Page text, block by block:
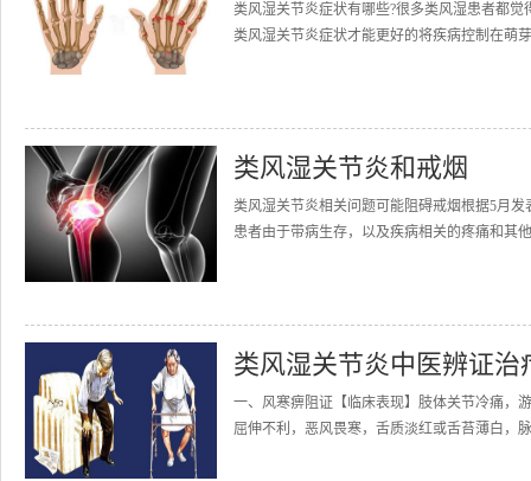
类风湿关节炎症状有哪些?很多类风湿患者都
类风湿关节炎症状才能更好的将疾病控制在萌
类风湿关节炎和戒烟
类风湿关节炎相关问题可能阻碍戒烟根据5月发
患者由于带病生存，以及疾病相关的疼痛和其
类风湿关节炎中医辨证治
一、风寒痹阻证【临床表现】肢体关节冷痛，
屈伸不利，恶风畏寒，舌质淡红或舌苔薄白，